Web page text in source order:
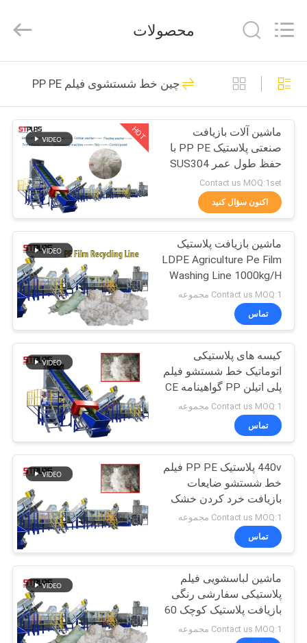
صفحه
اصلی
محصولات
فیلم
های
درباره
کارخانه
کنترل
کیفیت
تماس
بگیرید
درخواست
نقل
قول
MACHINERY
CO.,LTD.
Reserved.
دستگاه بازیافت
پلاستیک بازیافت
82
دستگاه بازیافت
پلاستیکی بازیافت
51
خط شستشوی PET
64
خط شستشو HDPE
34
محصولات
چین خط شستشوی فیلم PP PE
HOT
ماشین آلات بازیافت
صنعتی پلاستیک PP PE با
حفظ طول عمر SUS304
Contact us MOQ:1set
اکنون سؤال کنید
ماشین بازیافت پلاستیک
LDPE Agriculture Pe Film
Washing Line 1000kg/H
Contact us MOQ:1 مجموعه
تماس
کیسه های پلاستیکی
اتوماتیک خط شستشو فیلم
پلی اتیلن PP گواهینامه CE
ISO SGS 500 کیلوگرم در
ساعت
Contact us MOQ:1 مجموعه
تماس
440v پلاستیک PP PE فیلم
خط شستشو ضایعات
بازیافت خرد کردن خشک
کردن تولید
Contact us MOQ:1 مجموعه
تماس
ماشین لباسشویی فیلم
پلاستیکی سفارشی رنگی
بازیافت پلاستیک کوچک 60
میلی متر
Contact us MOQ:1 مجموعه